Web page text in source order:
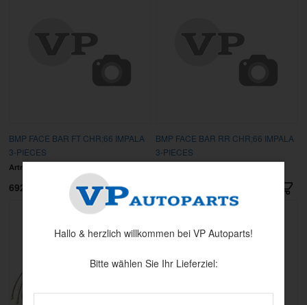
BMP FACE BAR FT CHR;66 IMPALA
3-PIECES
Artnr:
6920 kr
BMP FACE BAR RR CHR;66 IMPALA
3-PIECES
Hallo & herzlich willkommen bei VP Autoparts!
Bitte wählen Sie Ihr Lieferziel: